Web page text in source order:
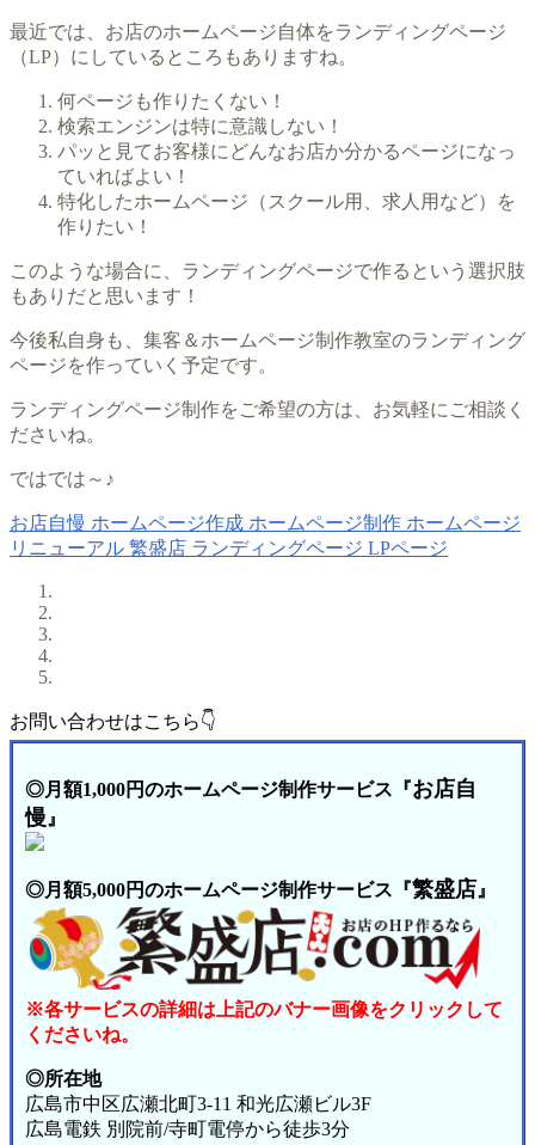
最近では、お店のホームページ自体をランディングページ
（LP）にしているところもありますね。
何ページも作りたくない！
検索エンジンは特に意識しない！
パッと見てお客様にどんなお店か分かるページになっ
ていればよい！
特化したホームページ（スクール用、求人用など）を
作りたい！
このような場合に、ランディングページで作るという選択肢
もありだと思います！
今後私自身も、集客＆ホームページ制作教室のランディング
ページを作っていく予定です。
ランディングページ制作をご希望の方は、お気軽にご相談く
ださいね。
ではでは～♪
お店自慢 ホームページ作成 ホームページ制作 ホームページ
リニューアル 繁盛店 ランディングページ LPページ
お問い合わせはこちら👇
◎月額1,000円のホームページ制作サービス『お店自
慢』
◎月額5,000円のホームページ制作サービス『繁盛店』
※各サービスの詳細は上記のバナー画像をクリックして
くださいね。
◎所在地
広島市中区広瀬北町3-11 和光広瀬ビル3F
広島電鉄 別院前/寺町電停から徒歩3分